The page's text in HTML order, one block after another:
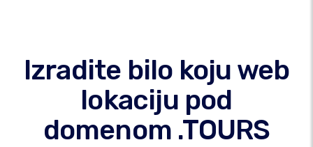
Izradite bilo koju web
lokaciju pod
domenom .TOURS